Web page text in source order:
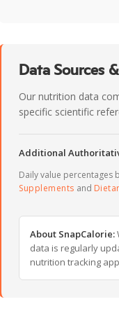
Data Sources
Our nutrition data
specific scientific
Additional
Daily value percentages
Supplements and
About SnapCalorie:
data is regularly
nutrition tracking